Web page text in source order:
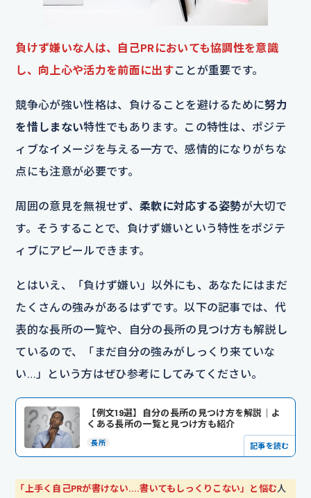
負けず嫌いな人は、自己PRにおいても協調性を意識
し、向上心や活力を前面に出すことが重要です。
競争心が強い性格は、負けることを避けるために努力
を惜しまない特性でもあります。この特性は、ポジテ
ィブなイメージを与える一方で、感情的になりがちな
点にも注意が必要です。
周囲の意見を無視せず、 柔軟に対応する姿勢が大切で
す。そうすることで、負けず嫌いという特性をポジテ
ィブにアピールできます。
とはいえ、「負けず嫌い」以外にも、あなたにはまだ
たくさんの強みがあるはずです。以下の記事では、代
表的な長所の一覧や、自分の長所の見つけ方も解説し
ているので、「まだ自分の強みがしっくり来ていな
い…」という方はぜひ参考にしてみてください。
【例文19選】自分の長所の見つけ方を解説｜よ
くある長所の一覧と見つけ方も紹介
長所 記事を読む
「上手く自己PRが書けない….書いてもしっくりこない」と悩む人